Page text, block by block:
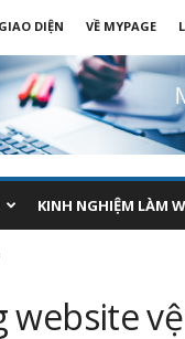
DIỆN VỀ MYPAGE
KINH NGHIỆM LÀM
website